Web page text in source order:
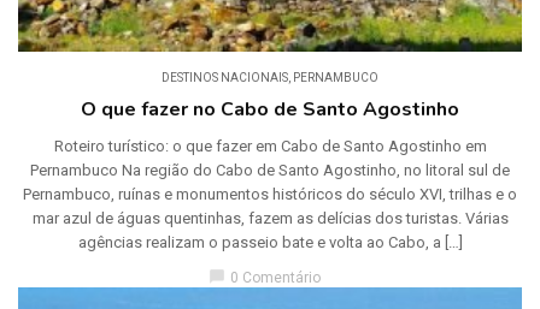
DESTINOS NACIONAIS, PERNAMBUCO
O que fazer no Cabo de Santo Agostinho
Roteiro turístico: o que fazer em Cabo de Santo Agostinho em
Pernambuco Na região do Cabo de Santo Agostinho, no litoral sul de
Pernambuco, ruínas e monumentos históricos do século XVI, trilhas e o
mar azul de águas quentinhas, fazem as delícias dos turistas. Várias
agências realizam o passeio bate e volta ao Cabo, a […]
chat_bubble 0 Comentário